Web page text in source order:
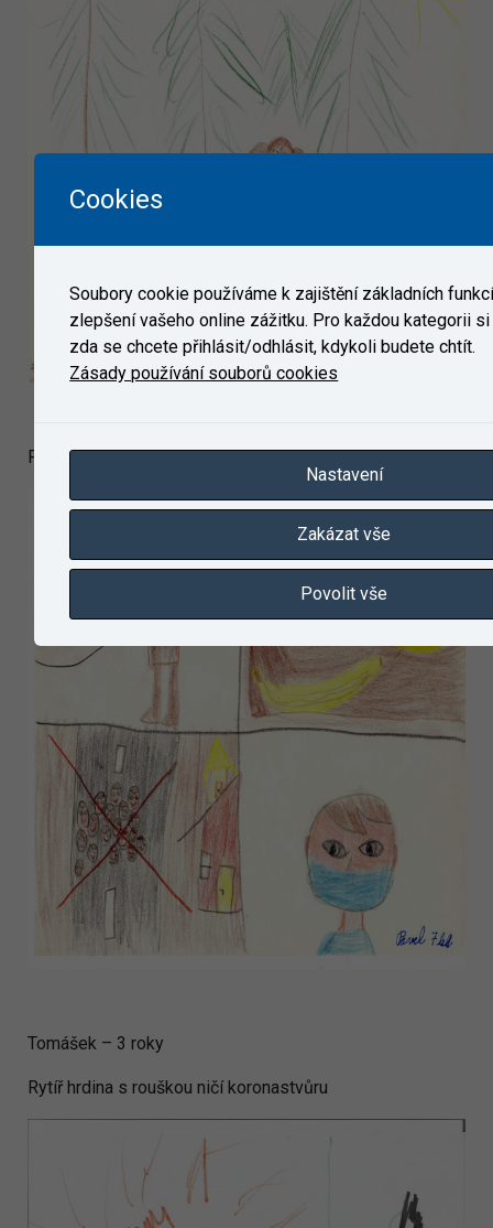
Pavlík – 7 let
Tomášek – 3 roky
Rytíř hrdina s rouškou ničí koronastvůru
Cookies
Soubory cookie používáme k zajištění základních
zlepšení vašeho online zážitku. Pro každou kategorii
zda se chcete přihlásit/odhlásit, kdykoli budete chtít.
Zásady používání souborů cookies
Nastavení
Zakázat vše
Povolit vše